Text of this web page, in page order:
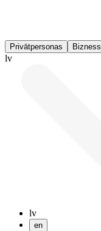
Privātpersonas Bizness
lv
lv
en